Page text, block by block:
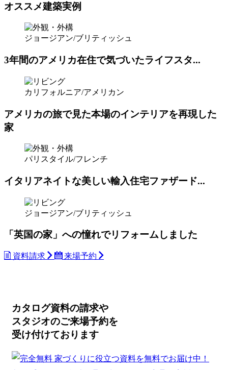
オススメ建築実例
ジョージアン/ブリティッシュ
3年間のアメリカ在住で気づいたライフスタ...
カリフォルニア/アメリカン
アメリカの旅で見た本場のインテリアを再現した
家
パリスタイル/フレンチ
イタリアネイトな美しい輸入住宅ファザード...
ジョージアン/ブリティッシュ
「英国の家」への憧れでリフォームしました
資料請求 来場予約
カタログ資料の請求や
スタジオのご来場予約を
受け付けております